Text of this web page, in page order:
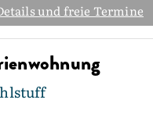
und freie Termine